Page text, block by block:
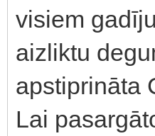
visiem
aizliktu
apstiprināta
Lai